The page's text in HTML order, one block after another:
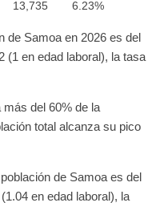
13,735 6.23%
de Samoa en 2026 es del
(1 en edad laboral), la tasa
más del 60% de la
total alcanza su pico
de Samoa es del
en edad laboral), la